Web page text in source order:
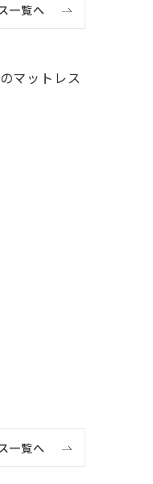
一覧へ
マットレス
一覧へ